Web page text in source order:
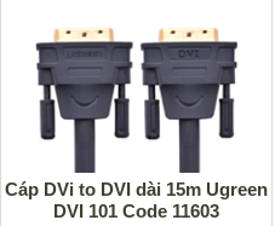
Cáp DVi to DVI dài 15m Ugreen
DVI 101 Code 11603